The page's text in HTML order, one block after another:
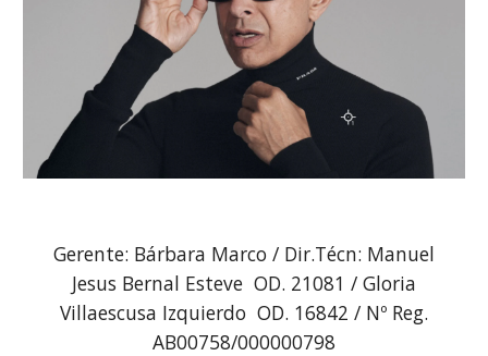
Gerente: Bárbara Marco / Dir.Técn: Manuel
Jesus Bernal Esteve OD. 21081 / Gloria
Villaescusa Izquierdo OD. 16842 / Nº Reg.
AB00758/000000798